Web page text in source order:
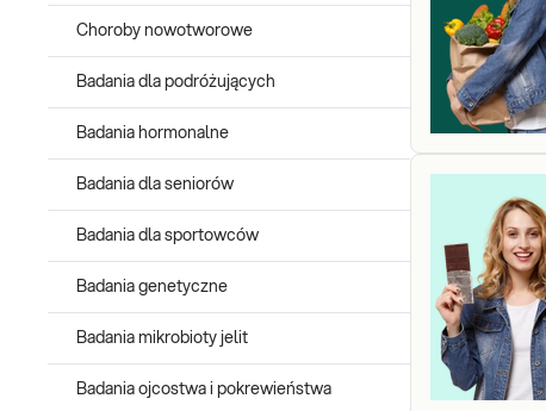
Choroby nowotworowe
Badania dla podróżujących
Badania hormonalne
Badania dla seniorów
Badania dla sportowców
Badania genetyczne
Badania mikrobioty jelit
Badania ojcostwa i pokrewieństwa